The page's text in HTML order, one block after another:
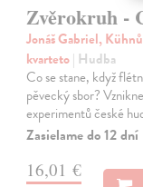
Zvěrokruh -
Jonáš Gabriel,
kvarteto| Hudba
Co se stane, když
pěvecký sbor?
experimentů české
Zasielame do 12 dní
16,01 €